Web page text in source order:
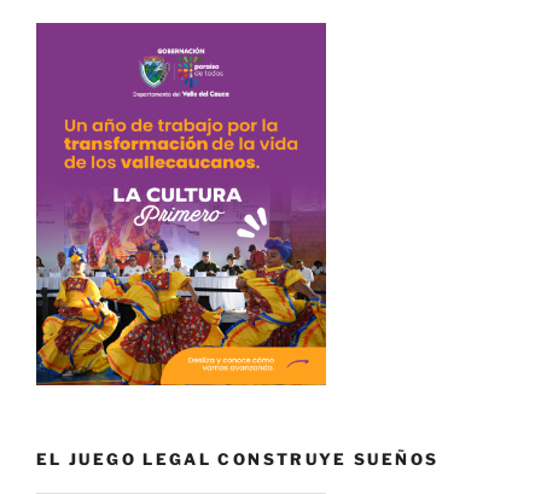
EL JUEGO LEGAL CONSTRUYE SUEÑOS